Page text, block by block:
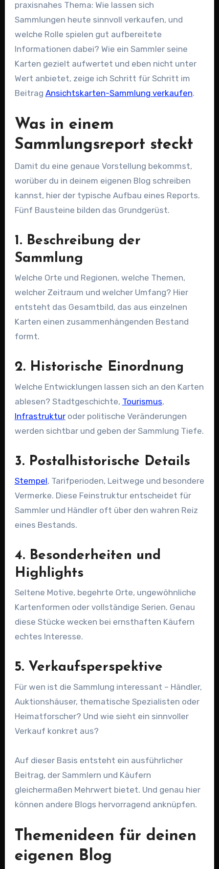
praxisnahes Thema: Wie lassen sich
Sammlungen heute sinnvoll verkaufen, und
welche Rolle spielen gut aufbereitete
Informationen dabei? Wie ein Sammler seine
Karten gezielt aufwertet und eben nicht unter
Wert anbietet, zeige ich Schritt für Schritt im
Beitrag Ansichtskarten-Sammlung verkaufen.
Was in einem
Sammlungsreport steckt
Damit du eine genaue Vorstellung bekommst,
worüber du in deinem eigenen Blog schreiben
kannst, hier der typische Aufbau eines Reports.
Fünf Bausteine bilden das Grundgerüst.
1. Beschreibung der
Sammlung
Welche Orte und Regionen, welche Themen,
welcher Zeitraum und welcher Umfang? Hier
entsteht das Gesamtbild, das aus einzelnen
Karten einen zusammenhängenden Bestand
formt.
2. Historische Einordnung
Welche Entwicklungen lassen sich an den Karten
ablesen? Stadtgeschichte, Tourismus,
Infrastrukturoder politische Veränderungen
werden sichtbar und geben der Sammlung Tiefe.
3. Postalhistorische Details
Stempel, Tarifperioden, Leitwege und besondere
Vermerke. Diese Feinstruktur entscheidet für
Sammler und Händler oft über den wahren Reiz
eines Bestands.
4. Besonderheiten und
Highlights
Seltene Motive, begehrte Orte, ungewöhnliche
Kartenformen oder vollständige Serien. Genau
diese Stücke wecken bei ernsthaften Käufern
echtes Interesse.
5. Verkaufsperspektive
Für wen ist die Sammlung interessant – Händler,
Auktionshäuser, thematische Spezialisten oder
Heimatforscher? Und wie sieht ein sinnvoller
Verkauf konkret aus?
Auf dieser Basis entsteht ein ausführlicher
Beitrag, der Sammlern und Käufern
gleichermaßen Mehrwert bietet. Und genau hier
können andere Blogs hervorragend anknüpfen.
Themenideen für deinen
eigenen Blog